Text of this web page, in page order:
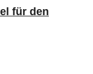
für den